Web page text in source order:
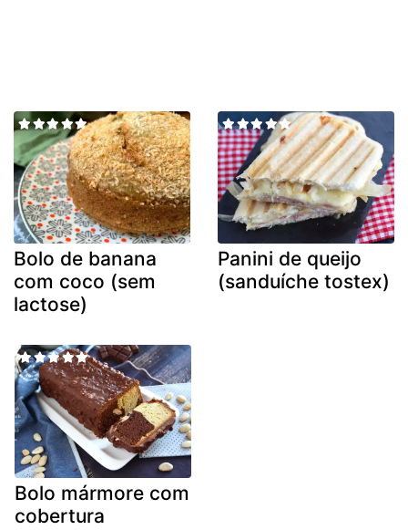
Bolo de banana
com coco (sem
lactose)
Panini de queijo
(sanduíche tostex)
Bolo mármore com
cobertura